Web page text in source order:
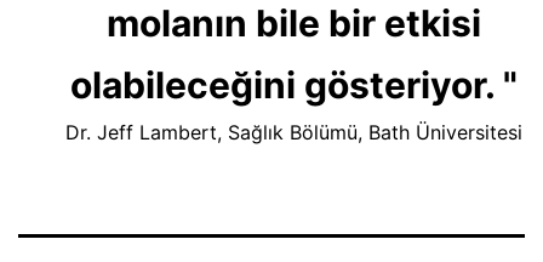
molanın bile bir etkisi
olabileceğini gösteriyor. "
Dr. Jeff Lambert, Sağlık Bölümü, Bath Üniversitesi